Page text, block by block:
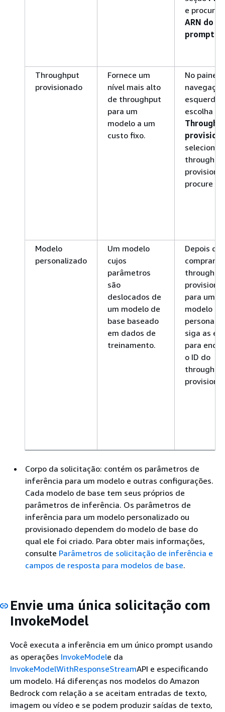
e procure
ARN do
prompt
Throughput
provisionado
Fornece um
nível mais alto
de throughput
para um
modelo a um
custo fixo.
No painel
esquerda,
escolha
selecione
procure o
Modelo
personalizado
Um modelo
cujos
parâmetros
são
deslocados de
um modelo de
base baseado
em dados de
treinamento.
Depois de
comprar o
para um
modelo
siga as
para
o ID do
Corpo da solicitação: contém os parâmetros de
inferência para um modelo e outras configurações.
Cada modelo de base tem seus próprios de
parâmetros de inferência. Os parâmetros de
inferência para um modelo personalizado ou
provisionado dependem do modelo de base do
qual ele foi criado. Para obter mais informações,
consulte Parâmetros de solicitação de inferência e
campos de resposta para modelos de base.
Envie uma única solicitação com
InvokeModel
Você executa a inferência em um único prompt usando
as operações InvokeModele da
InvokeModelWithResponseStreamAPI e especificando
um modelo. Há diferenças nos modelos do Amazon
Bedrock com relação a se aceitam entradas de texto,
imagem ou vídeo e se podem produzir saídas de texto,